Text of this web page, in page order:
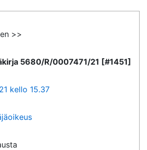
>>
5680/R/0007471/21 [#1451]
kello 15.37